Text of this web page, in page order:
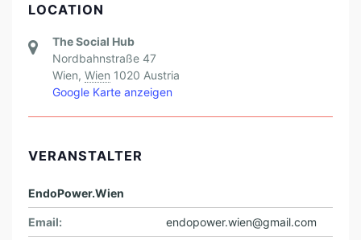
LOCATION
The Social Hub
Nordbahnstraße 47
Wien, Wien 1020 Austria
Google Karte anzeigen
VERANSTALTER
EndoPower.Wien
Email: endopower.wien@gmail.com